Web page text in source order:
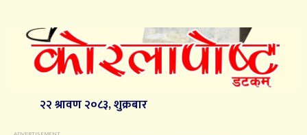
२२ श्रावण २०८३, शुक्रबार